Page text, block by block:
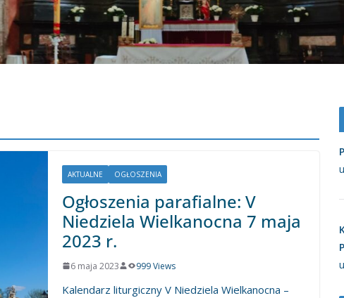
AKTUALNE OGŁOSZENIA
Ogłoszenia parafialne: V
Niedziela Wielkanocna 7 maja
2023 r.
6 maja 2023 999 Views
Kalendarz liturgiczny V Niedziela Wielkanocna –